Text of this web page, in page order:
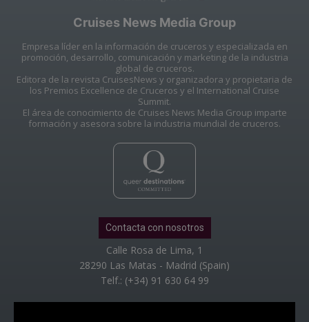
Cruises News Media Group
Empresa líder en la información de cruceros y especializada en
promoción, desarrollo, comunicación y marketing de la industria
global de cruceros.
Editora de la revista CruisesNews y organizadora y propietaria de
los Premios Excellence de Cruceros y el International Cruise
Summit.
El área de conocimiento de Cruises News Media Group imparte
formación y asesora sobre la industria mundial de cruceros.
Contacta con nosotros
Calle Rosa de Lima, 1
28290 Las Matas - Madrid (Spain)
Telf.: (+34) 91 630 64 99